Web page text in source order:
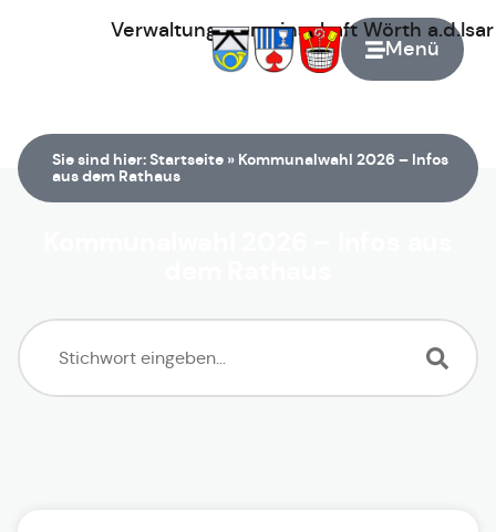
Menü
Verwaltungsgemeinschaft Wörth
Sie sind hier:Startseite » Kommunalwahl 2026 – Infos
aus dem Rathaus